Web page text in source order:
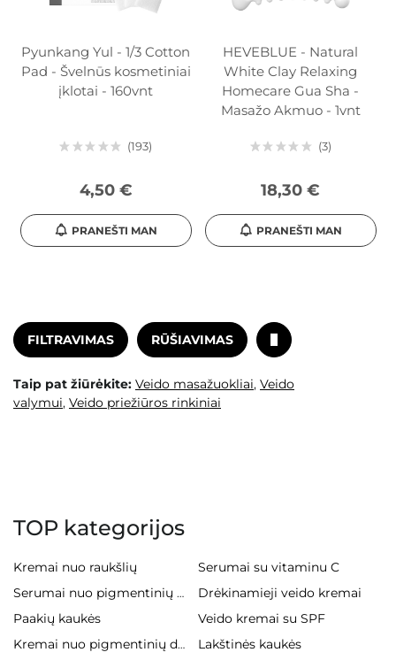
Pyunkang Yul - 1/3 Cotton
Pad - Švelnūs kosmetiniai
įklotai - 160vnt
193
4,50 €
PRANEŠTI MAN
HEVEBLUE - Natural
White Clay Relaxing
Homecare Gua Sha -
Masažo Akmuo - 1vnt
3
18,30 €
PRANEŠTI MAN
FILTRAVIMAS RŪŠIAVIMAS
Taip pat žiūrėkite: Veido masažuokliai, Veido
valymui, Veido priežiūros rinkiniai
TOP kategorijos
Kremai nuo raukšlių Serumai su vitaminu C
Serumai nuo pigmentinių dėmių
Drėkinamieji veido kremai
Paakių kaukės
Veido kremai su SPF
Kremai nuo pigmentinių dėmių
Lakštinės kaukės